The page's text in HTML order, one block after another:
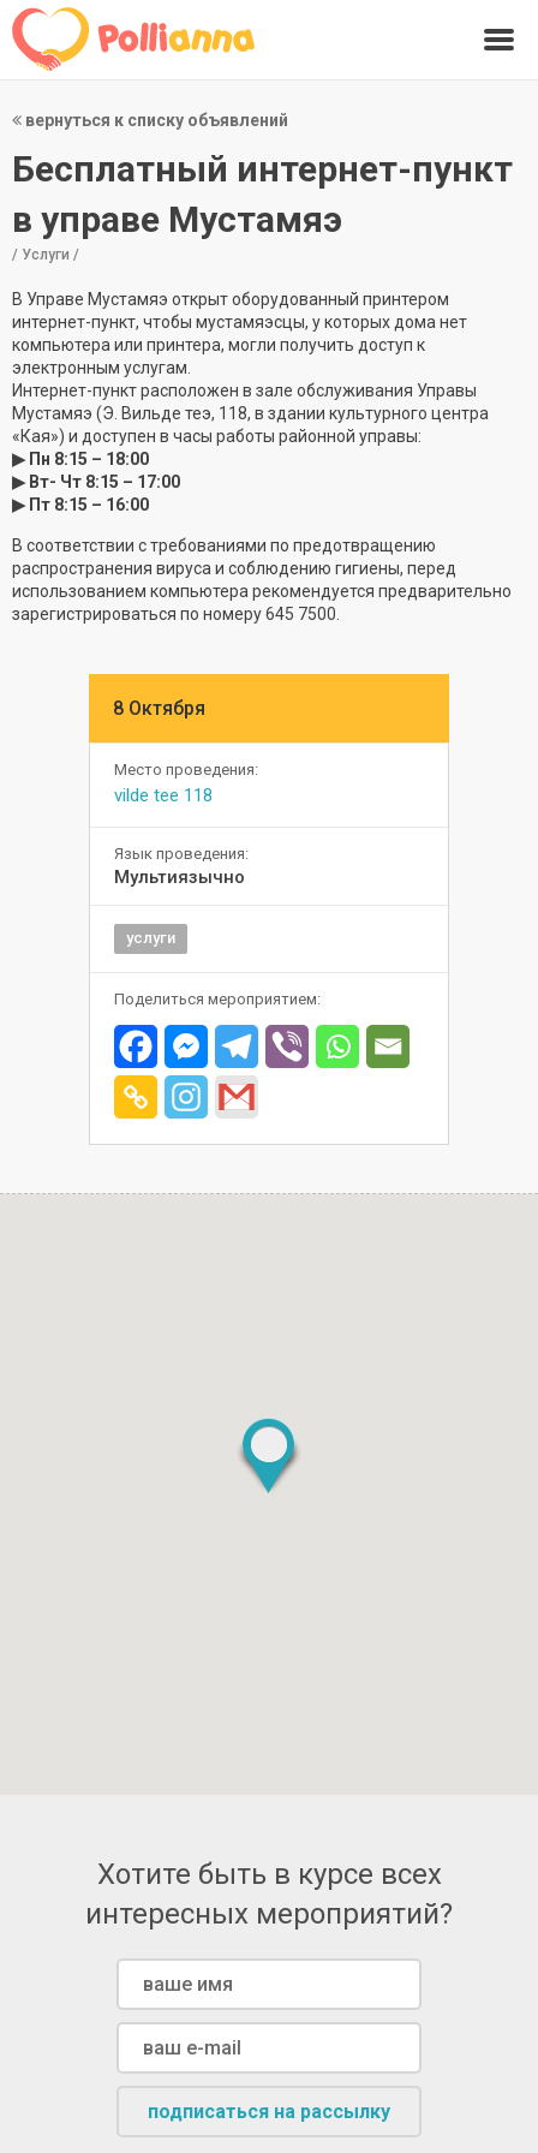
вернуться к списку объявлений
Бесплатный интернет-пункт
в управе Мустамяэ
/ Услуги /
В Управе Мустамяэ открыт оборудованный принтером
интернет-пункт, чтобы мустамяэсцы, у которых дома нет
компьютера или принтера, могли получить доступ к
электронным услугам.
Интернет-пункт расположен в зале обслуживания Управы
Мустамяэ (Э. Вильде теэ, 118, в здании культурного центра
«Кая») и доступен в часы работы районной управы:
▶ Пн 8:15 – 18:00
▶ Вт- Чт 8:15 – 17:00
▶ Пт 8:15 – 16:00
В соответствии с требованиями по предотвращению
распространения вируса и соблюдению гигиены, перед
использованием компьютера рекомендуется предварительно
зарегистрироваться по номеру 645 7500.
8 Октября
Место проведения:
vilde tee 118
Язык проведения:
Мультиязычно
услуги
Поделиться мероприятием:
Хотите быть в курсе всех
интересных мероприятий?
подписаться на рассылку